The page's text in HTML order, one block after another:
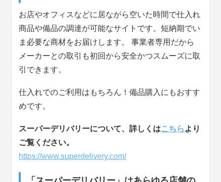
お店やオフィスなどに居ながら空いた時間で仕入れ
商品や備品の調達が可能なサイトです。短納期でい
ま必要な商材をお届けします。 事業者専用だから
メーカーとの取引も初回から安全かつスムーズに取
引できます。
仕入れでのご利用はもちろん！備品購入にもおすす
めです。
スーパーデリバリーについて、詳しくはこちら より
ご覧ください。
https://www.superdelivery.com/